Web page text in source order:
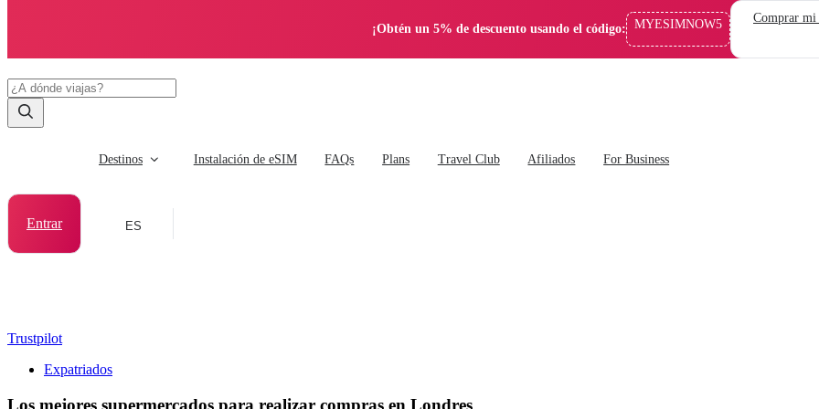
¡Obtén un 5% de descuento usando el código: MYESIMNOW5 Comprar
Destinos Instalación de eSIM FAQs Plans Travel Club Afiliados For Business
Entrar ES
Trustpilot
Expatriados
Los mejores supermercados para realizar compras en Londres